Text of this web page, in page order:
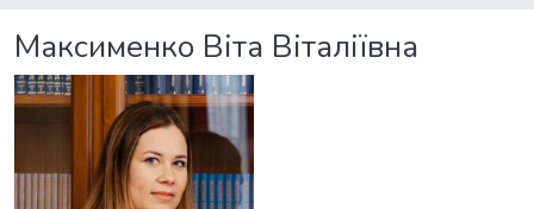
Максименко Віта Віталіївна